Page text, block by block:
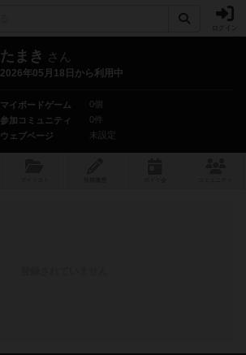
たまき さん
2026年05月18日から利用中
マイボードゲーム
0個
参加コミュニティ
0件
ウェブページ
未設定